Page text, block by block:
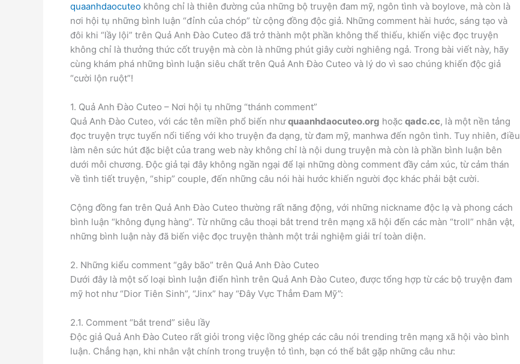
quaanhdaocuteo không chỉ là thiên đường của những bộ truyện đam mỹ, ngôn tình và boylove, mà còn là
nơi hội tụ những bình luận “đỉnh của chóp” từ cộng đồng độc giả. Những comment hài hước, sáng tạo và
đôi khi “lầy lội” trên Quả Anh Đào Cuteo đã trở thành một phần không thể thiếu, khiến việc đọc truyện
không chỉ là thưởng thức cốt truyện mà còn là những phút giây cười nghiêng ngả. Trong bài viết này, hãy
cùng khám phá những bình luận siêu chất trên Quả Anh Đào Cuteo và lý do vì sao chúng khiến độc giả
“cười lộn ruột”!
1. Quả Anh Đào Cuteo – Nơi hội tụ những “thánh comment”
Quả Anh Đào Cuteo, với các tên miền phổ biến nhưquaanhdaocuteo.org hoặc qadc.cc, là một nền tảng
đọc truyện trực tuyến nổi tiếng với kho truyện đa dạng, từ đam mỹ, manhwa đến ngôn tình. Tuy nhiên, điều
làm nên sức hút đặc biệt của trang web này không chỉ là nội dung truyện mà còn là phần bình luận bên
dưới mỗi chương. Độc giả tại đây không ngần ngại để lại những dòng comment đầy cảm xúc, từ cảm thán
về tình tiết truyện, “ship” couple, đến những câu nói hài hước khiến người đọc khác phải bật cười.
Cộng đồng fan trên Quả Anh Đào Cuteo thường rất năng động, với những nickname độc lạ và phong cách
bình luận “không đụng hàng”. Từ những câu thoại bắt trend trên mạng xã hội đến các màn “troll” nhân vật,
những bình luận này đã biến việc đọc truyện thành một trải nghiệm giải trí toàn diện.
2. Những kiểu comment “gây bão” trên Quả Anh Đào Cuteo
Dưới đây là một số loại bình luận điển hình trên Quả Anh Đào Cuteo, được tổng hợp từ các bộ truyện đam
mỹ hot như “Dior Tiên Sinh”, “Jinx” hay “Đây Vực Thẳm Đam Mỹ”:
2.1. Comment “bắt trend” siêu lầy
Độc giả Quả Anh Đào Cuteo rất giỏi trong việc lồng ghép các câu nói trending trên mạng xã hội vào bình
luận. Chẳng hạn, khi nhân vật chính trong truyện tỏ tình, bạn có thể bắt gặp những câu như: